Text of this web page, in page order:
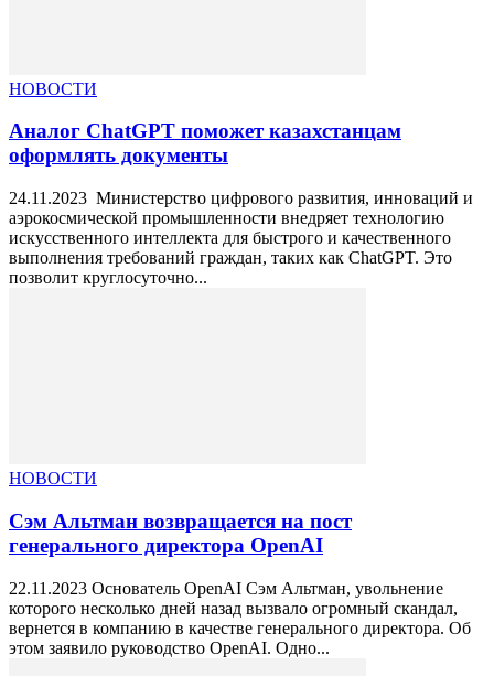
НОВОСТИ
Аналог ChatGPT поможет казахстанцам
оформлять документы
24.11.2023 Министерство цифрового развития, инноваций и
аэрокосмической промышленности внедряет технологию
искусственного интеллекта для быстрого и качественного
выполнения требований граждан, таких как ChatGPT. Это
позволит круглосуточно...
НОВОСТИ
Сэм Альтман возвращается на пост
генерального директора OpenAI
22.11.2023 Основатель OpenAI Сэм Альтман, увольнение
которого несколько дней назад вызвало огромный скандал,
вернется в компанию в качестве генерального директора. Об
этом заявило руководство OpenAI. Одно...